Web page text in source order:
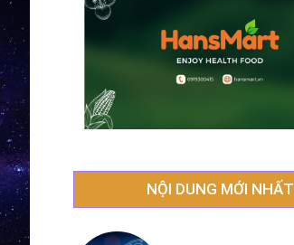
NỘI DUNG MỚI NHẤT